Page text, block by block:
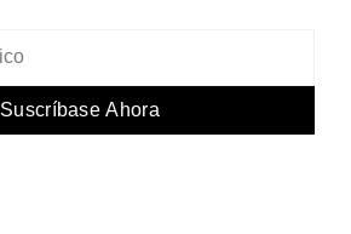
Suscríbase Ahora